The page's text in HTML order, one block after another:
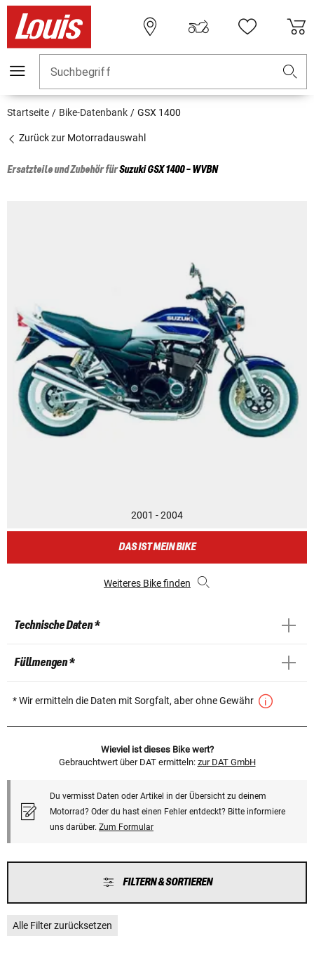
Suchbegriff
Startseite Bike-Datenbank GSX 1400
Zurück zur Motorradauswahl
Ersatzteile und Zubehör fürSuzukiGSX 1400 - WVBN
2001 - 2004
DAS IST MEIN BIKE
Weiteres Bike finden
Technische Daten *
Füllmengen *
* Wir ermitteln die Daten mit Sorgfalt, aber ohne Gewähr
Wieviel ist dieses Bike wert?
Gebrauchtwert über DAT ermitteln: zur DAT GmbH
Du vermisst Daten oder Artikel in der Übersicht zu deinem
Motorrad? Oder du hast einen Fehler entdeckt? Bitte informiere
uns darüber. Zum Formular
FILTERN & SORTIEREN
Alle Filter zurücksetzen